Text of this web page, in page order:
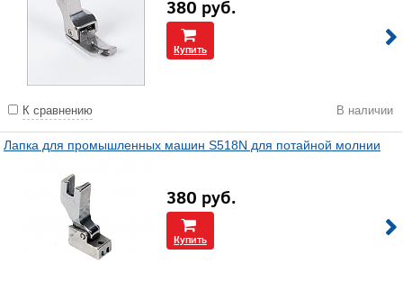
380 руб.
Купить
К сравнению В наличии
Лапка для промышленных машин S518N для потайной молнии
380 руб.
Купить